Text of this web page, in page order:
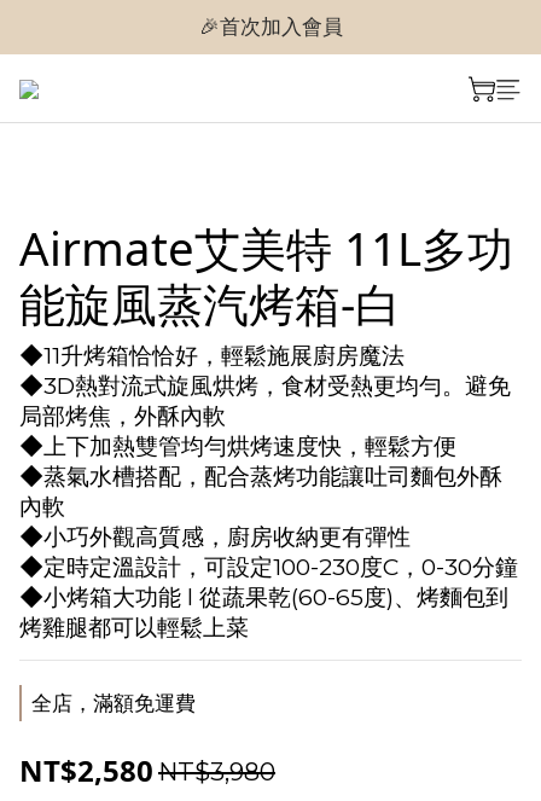
🎉首次加入會員
🎉首次加入會員
Airmate艾美特 11L多功
能旋風蒸汽烤箱-白
◆11升烤箱恰恰好，輕鬆施展廚房魔法
◆3D熱對流式旋風烘烤，食材受熱更均勻。避免
局部烤焦，外酥內軟
◆上下加熱雙管均勻烘烤速度快，輕鬆方便
◆蒸氣水槽搭配，配合蒸烤功能讓吐司麵包外酥
內軟
◆小巧外觀高質感，廚房收納更有彈性
◆定時定溫設計，可設定100-230度C，0-30分鐘
◆小烤箱大功能 l 從蔬果乾(60-65度)、烤麵包到
烤雞腿都可以輕鬆上菜
全店，滿額免運費
NT$2,580 NT$3,980